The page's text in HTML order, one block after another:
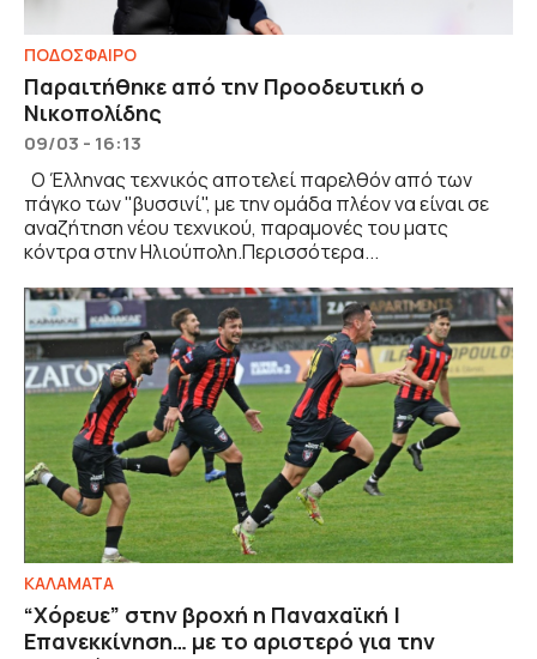
ΠΟΔΟΣΦΑΙΡΟ
Παραιτήθηκε από την Προοδευτική ο
Νικοπολίδης
09/03 - 16:13
Ο Έλληνας τεχνικός αποτελεί παρελθόν από των
πάγκο των "βυσσινί", με την ομάδα πλέον να είναι σε
αναζήτηση νέου τεχνικού, παραμονές του ματς
κόντρα στην Ηλιούπολη.Περισσότερα...
ΚΑΛΑΜΑΤΑ
“Χόρευε” στην βροχή η Παναχαϊκή |
Επανεκκίνηση… με το αριστερό για την